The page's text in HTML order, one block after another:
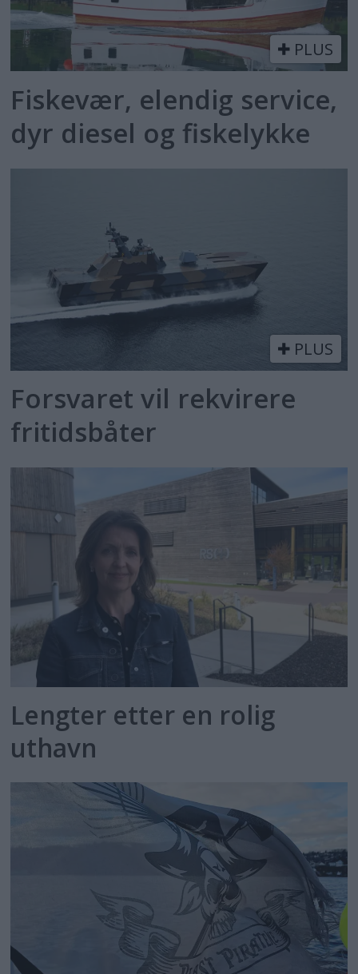
PLUS
Fiskevær, elendig service,
dyr diesel og fiskelykke
PLUS
Forsvaret vil rekvirere
fritidsbåter
Lengter etter en rolig
uthavn